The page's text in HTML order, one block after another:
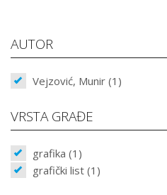
AUTOR
Vejzović, Munir (1)
VRSTA GRAĐE
grafika (1)
grafički list (1)